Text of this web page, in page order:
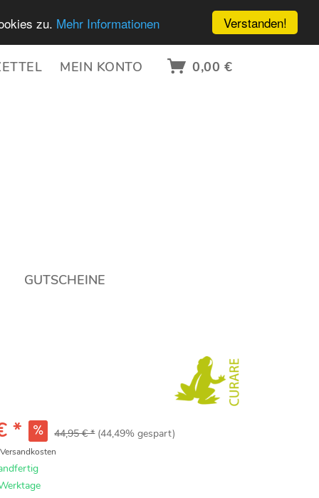
Verstanden!
zu. Mehr Informationen
MEIN KONTO 0,00 €
GUTSCHEINE
* 44,95 € * (44,49% gespart)